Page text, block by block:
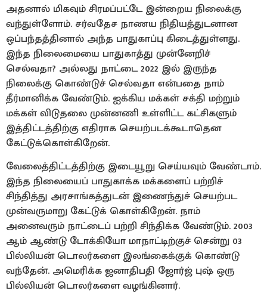
அதனால் மிகவும் சிரமப்பட்டே இன்றைய நிலைக்கு
வந்துள்ளோம். சர்வதேச நாணய நிதியத்துடனான
ஒப்பந்தத்தினால் அந்த பாதுகாப்பு கிடைத்துள்ளது.
இந்த நிலைமையை பாதுகாத்து முன்னேறிச்
செல்வதா? அல்லது நாட்டை 2022 இல் இருந்த
நிலைக்கு கொண்டுச் செல்வதா என்பதை நாம்
தீர்மானிக்க வேண்டும். ஐக்கிய மக்கள் சக்தி மற்றும்
மக்கள் விடுதலை முன்னணி உள்ளிட்ட கட்சிகளும்
இத்திட்டத்திற்கு எதிராக செயற்படக்கூடாதென
கேட்டுக்கொள்கிறேன்.
வேலைத்திட்டத்திற்கு இடையூறு செய்யவும் வேண்டாம்.
இந்த நிலையைப் பாதுகாக்க மக்களைப் பற்றிச்
சிந்தித்து அரசாங்கத்துடன் இணைந்துச் செயற்பட
முன்வருமாறு கேட்டுக் கொள்கிறேன். நாம்
அனைவரும் நாட்டைப் பற்றி சிந்திக்க வேண்டும். 2003
ஆம் ஆண்டு டோக்கியோ மாநாட்டிற்குச் சென்று 03
பில்லியன் டொலர்களை இலங்கைக்குக் கொண்டு
வந்தேன். அமெரிக்க ஜனாதிபதி ஜோர்ஜ் புஷ் ஒரு
பில்லியன் டொலர்களை வழங்கினார்.